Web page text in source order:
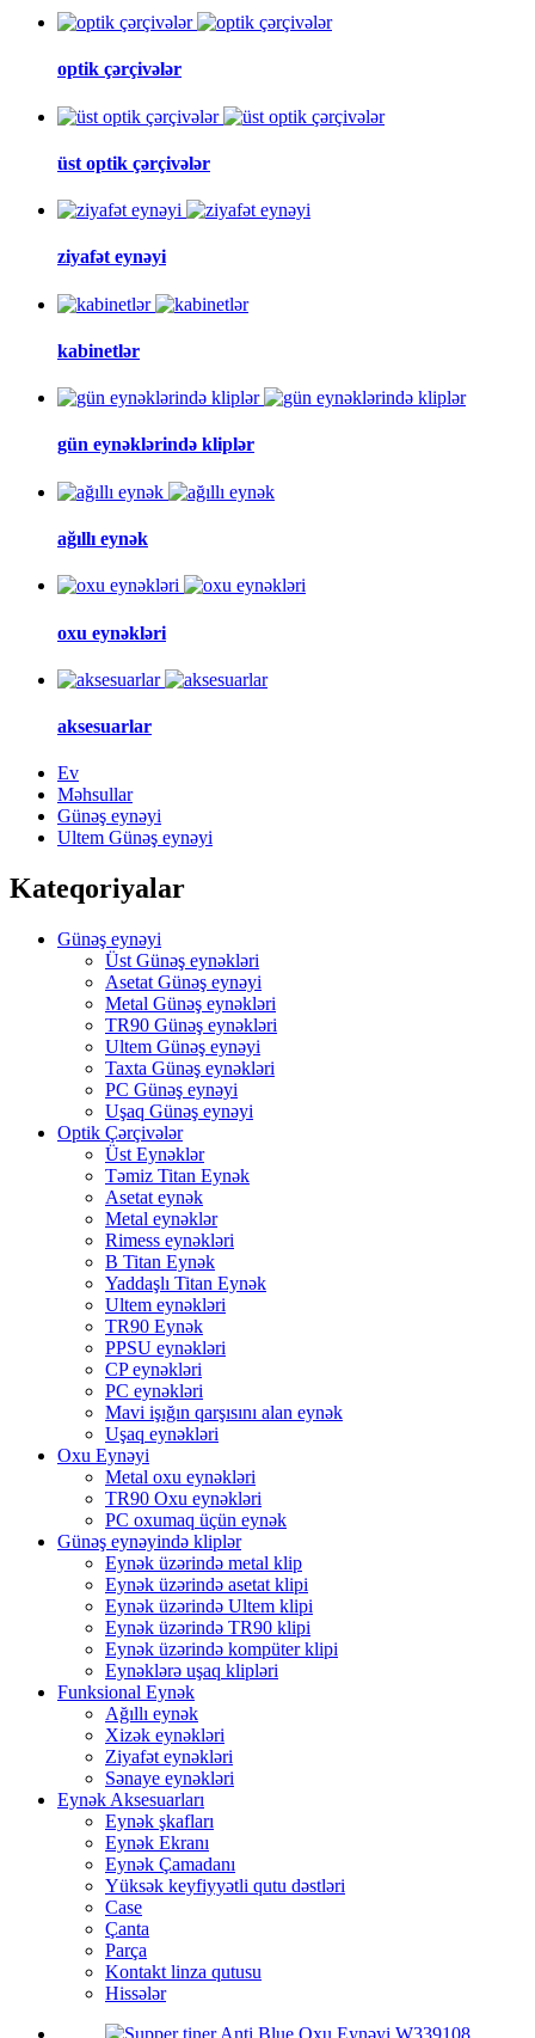
optik çərçivələr
üst optik çərçivələr
ziyafət eynəyi
kabinetlər
gün eynəklərində kliplər
ağıllı eynək
oxu eynəkləri
aksesuarlar
Ev
Məhsullar
Günəş eynəyi
Ultem Günəş eynəyi
Kateqoriyalar
Günəş eynəyi
Üst Günəş eynəkləri
Asetat Günəş eynəyi
Metal Günəş eynəkləri
TR90 Günəş eynəkləri
Ultem Günəş eynəyi
Taxta Günəş eynəkləri
PC Günəş eynəyi
Uşaq Günəş eynəyi
Optik Çərçivələr
Üst Eynəklər
Təmiz Titan Eynək
Asetat eynək
Metal eynəklər
Rimess eynəkləri
B Titan Eynək
Yaddaşlı Titan Eynək
Ultem eynəkləri
TR90 Eynək
PPSU eynəkləri
CP eynəkləri
PC eynəkləri
Mavi işığın qarşısını alan eynək
Uşaq eynəkləri
Oxu Eynəyi
Metal oxu eynəkləri
TR90 Oxu eynəkləri
PC oxumaq üçün eynək
Günəş eynəyində kliplər
Eynək üzərində metal klip
Eynək üzərində asetat klipi
Eynək üzərində Ultem klipi
Eynək üzərində TR90 klipi
Eynək üzərində kompüter klipi
Eynəklərə uşaq klipləri
Funksional Eynək
Ağıllı eynək
Xizək eynəkləri
Ziyafət eynəkləri
Sənaye eynəkləri
Eynək Aksesuarları
Eynək şkafları
Eynək Ekranı
Eynək Çamadanı
Yüksək keyfiyyətli qutu dəstləri
Case
Çanta
Parça
Kontakt linza qutusu
Hissələr